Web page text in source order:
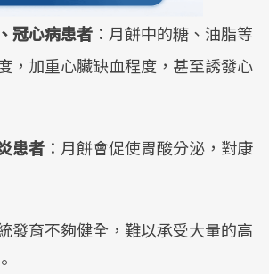
冠心病患者 ：月餅中的糖、油脂等
，加重心臟缺血程度，甚至誘發心
患者 ：月餅會促使胃酸分泌，對康
發育不夠健全，難以承受大量的高